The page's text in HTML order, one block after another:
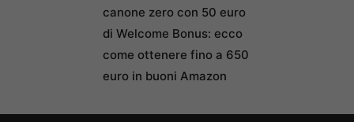
canone zero con 50 euro
di Welcome Bonus: ecco
come ottenere fino a 650
euro in buoni Amazon